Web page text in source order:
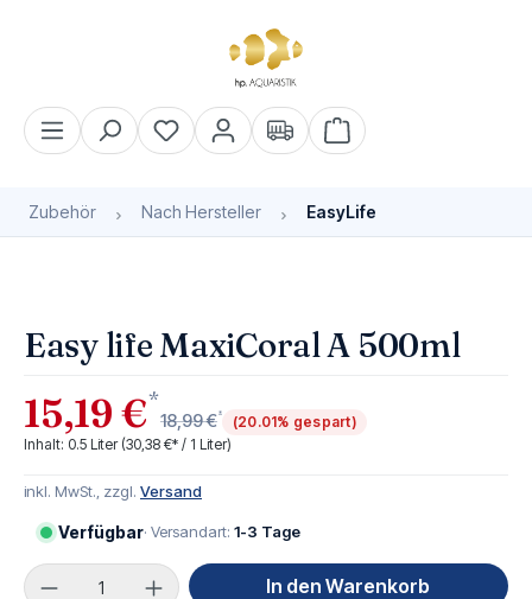
Warenkorb enthält 0
Zubehör Nach Hersteller EasyLife
Easy life MaxiCoral A 500ml
15,19 €*
18,99 €*
(20.01% gespart)
Inhalt: 0.5 Liter (30,38 €* / 1 Liter)
inkl. MwSt., zzgl. Versand
Verfügbar· Versandart: 1-3 Tage
Produkt Anzahl: Gib den gewünschten Wert
In den Warenkorb